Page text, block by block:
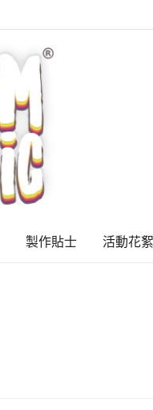
製作貼士 活動花絮